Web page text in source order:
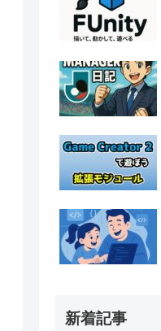
新着記事